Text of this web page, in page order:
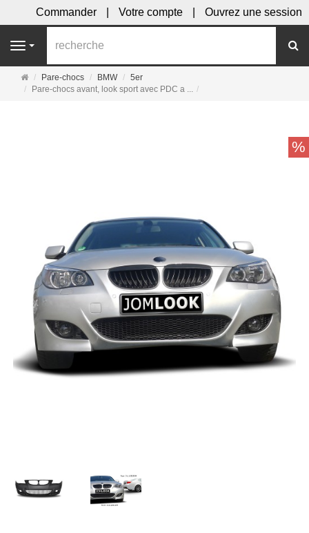
Commander Votre compte Ouvrez une session
Navigation
Page
d'accueil
Pare-chocs BMW
5er
Pare-chocs avant, look sport avec PDC a ...
%